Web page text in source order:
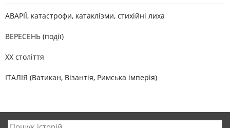
АВАРІЇ, катастрофи, катаклізми, стихійні лиха
ВЕРЕСЕНЬ (події)
XX століття
ІТАЛІЯ (Ватикан, Візантія, Римська імперія)